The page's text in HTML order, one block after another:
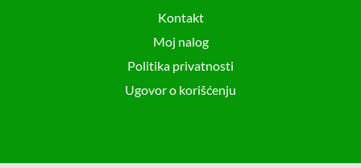
Kontakt
Moj nalog
Politika privatnosti
Ugovor o korišćenju